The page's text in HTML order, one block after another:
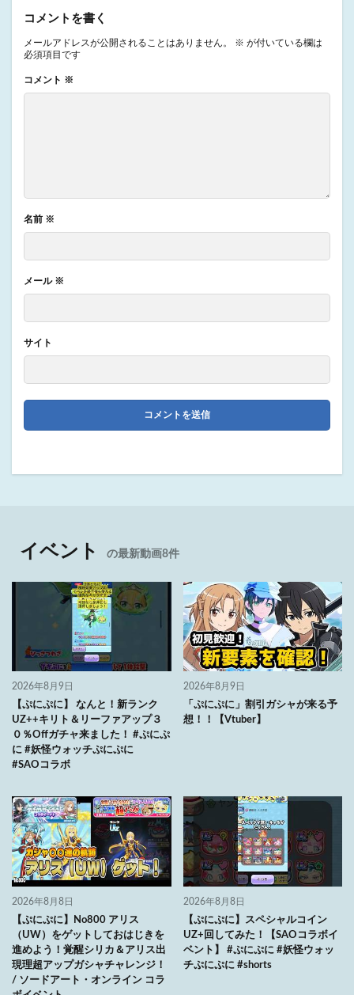
コメントを書く
メールアドレスが公開されることはありません。 ※ が付いている欄は
必須項目です
コメント ※
名前 ※
メール ※
サイト
イベント の最新動画8件
2026年8月9日
【ぷにぷに】 なんと！新ランク
UZ++キリト＆リーファアップ３
０％Offガチャ来ました！ #ぷにぷ
に #妖怪ウォッチぷにぷに
#SAOコラボ
2026年8月9日
「ぷにぷに」割引ガシャが来る予
想！！【Vtuber】
2026年8月8日
【ぷにぷに】No800 アリス
（UW）をゲットしておはじきを
進めよう！覚醒シリカ＆アリス出
現理超アップガシャチャレンジ！
/ ソードアート・オンライン コラ
2026年8月8日
【ぷにぷに】スペシャルコイン
UZ+回してみた！【SAOコラボイ
ベント】 #ぷにぷに #妖怪ウォッ
チぷにぷに #shorts